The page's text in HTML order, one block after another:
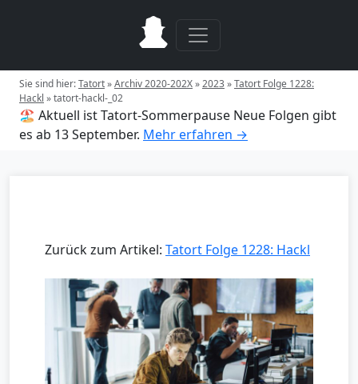
Sie sind hier:Tatort»Archiv 2020-202X»2023»Tatort Folge 1228:
Hackl »tatort-hackl-_02
🏖️ Aktuell ist Tatort-Sommerpause Neue Folgen gibt
es ab 13 September. Mehr erfahren →
Zurück zum Artikel: Tatort Folge 1228: Hackl